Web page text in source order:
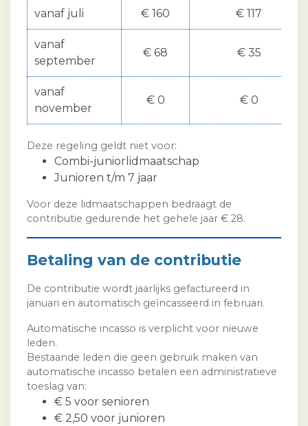
vanaf juli € 160 € 117
vanaf
september
€ 68 € 35
vanaf
november
€ 0 € 0
Deze regeling geldt niet voor:
Combi-juniorlidmaatschap
Junioren t/m 7 jaar
Voor deze lidmaatschappen bedraagt de
contributie gedurende het gehele jaar € 28.
Betaling van de contributie
De contributie wordt jaarlijks gefactureerd in
januari en automatisch geïncasseerd in februari.
Automatische incasso is verplicht voor nieuwe
leden.
Bestaande leden die geen gebruik maken van
automatische incasso betalen een administratieve
toeslag van:
€ 5 voor senioren
€ 2,50 voor junioren